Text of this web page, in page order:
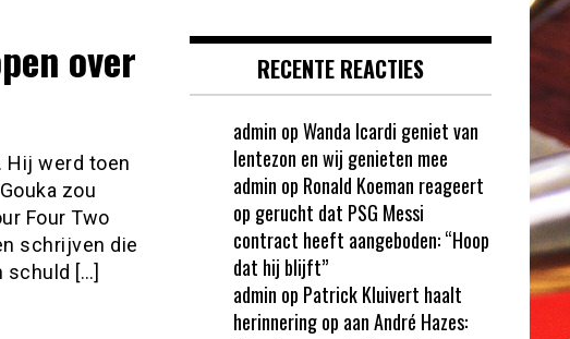
over
Hij werd toen
zou
Four Two
schrijven die
schuld […]
RECENTE REACTIES
admin opWanda Icardi geniet van
lentezon en wij genieten mee
admin op Ronald Koeman reageert
op gerucht dat PSG Messi
contract heeft aangeboden: “Hoop
dat hij blijft”
admin op Patrick Kluivert haalt
herinnering op aan André Hazes: